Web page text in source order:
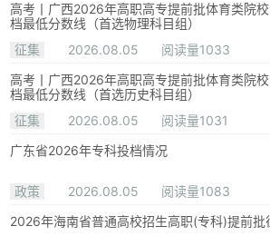
高考丨广西2026年高职高专提前批体育类院
档最低分数线（首选物理科目组）
征集
2026.08.05
阅读量1033
高考丨广西2026年高职高专提前批体育类院
档最低分数线（首选历史科目组）
征集
2026.08.05
阅读量1031
广东省2026年专科投档情况
政策 2026.08.05
阅读量1083
2026年海南省普通高校招生高职(专科)提前批